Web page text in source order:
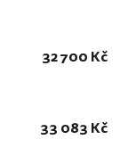
32 700 Kč
33 083 Kč